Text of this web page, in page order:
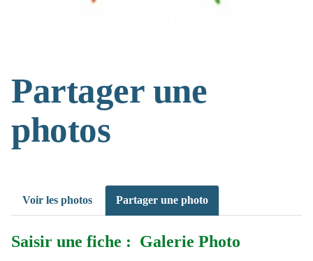
Partager une
photos
Voir les photos Partager une photo
Saisir une fiche : Galerie Photo